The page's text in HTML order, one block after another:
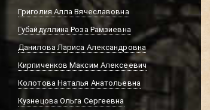
Григолия Алла Вячеславовна
Губайдуллина Роза Рамзиевна
Данилова Лариса Александровна
Кирпиченков Максим Алексеевич
Колотова Наталья Анатольевна
Кузнецова Ольга Сергеевна